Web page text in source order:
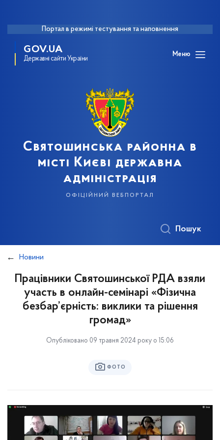
Портал в режимі тестування та наповнення
GOV.UA
Державні сайти України
Меню
Святошинська районна в
місті Києві державна
адміністрація
офіційний вебпортал
Пошук
Новини
Працівники Святошинської РДА взяли
участь в онлайн-семінарі «Фізична
безбар’єрність: виклики та рішення
громад»
Опубліковано 09 травня 2024 року о 15:06
ФОТО